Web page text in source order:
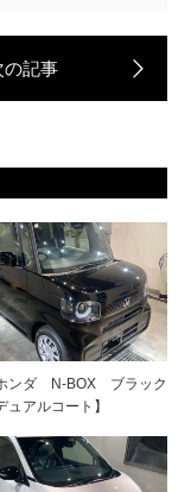
ホンダ N-BOX ブラック
ュアルコート】